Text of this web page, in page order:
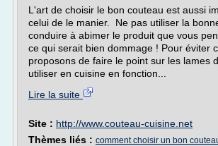
L'art de choisir le bon couteau est aussi
celui de le manier. Ne pas utiliser la
conduire à abimer le produit que vous
ce qui serait bien dommage ! Pour éviter
proposons de faire le point sur les lames
utiliser en cuisine en fonction...
Lire la suite
Site : http://www.couteau-cuisine.net
Thèmes liés : comment choisir un bon